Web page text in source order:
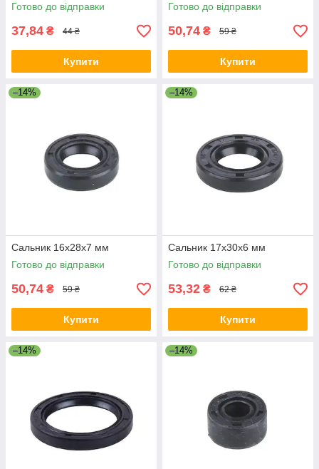
Готово до відправки
37,84 ₴ 44 ₴
Купити
Готово до відправки
50,74 ₴ 59 ₴
Купити
–14%
Сальник 16x28x7 мм
Готово до відправки
50,74 ₴ 59 ₴
Купити
–14%
Сальник 17x30x6 мм
Готово до відправки
53,32 ₴ 62 ₴
Купити
–14% –14%